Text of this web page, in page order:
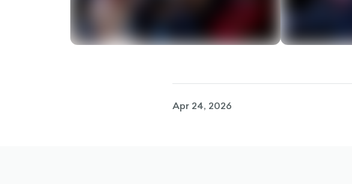
Apr 24, 2026